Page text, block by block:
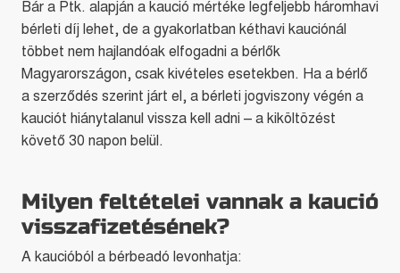
Bár a Ptk. alapján a kaució mértéke legfeljebb háromhavi
bérleti díj lehet, de a gyakorlatban kéthavi kauciónál
többet nem hajlandóak elfogadni a bérlők
Magyarországon, csak kivételes esetekben. Ha a bérlő
a szerződés szerint járt el, a bérleti jogviszony végén a
kauciót hiánytalanul vissza kell adni – a kiköltözést
követő 30 napon belül.
Milyen feltételei vannak a kaució
visszafizetésének?
A kaucióból a bérbeadó levonhatja: